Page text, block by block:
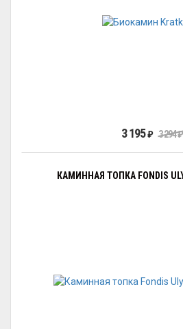
3 195₽ 3 294₽
КАМИННАЯ ТОПКА FONDIS